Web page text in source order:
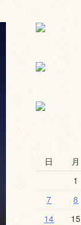
日
月
1
7
8
14
15